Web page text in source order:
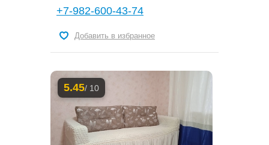
+7-982-600-43-74
Добавить в избранное
5.45/ 10